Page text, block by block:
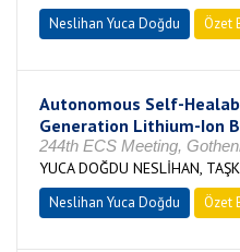
Neslihan Yuca Doğdu Özet
Autonomous Self-
Generation Lithium-Ion
244th ECS Meeting,
YUCA DOĞDU NESLİHAN,
Neslihan Yuca Doğdu Özet